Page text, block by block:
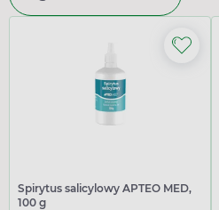
Spirytus salicylowy APTEO MED,
100 g